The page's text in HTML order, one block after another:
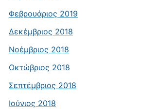
Φεβρουάριος 2019
Δεκέμβριος 2018
Νοέμβριος 2018
Οκτώβριος 2018
Σεπτέμβριος 2018
Ιούνιος 2018